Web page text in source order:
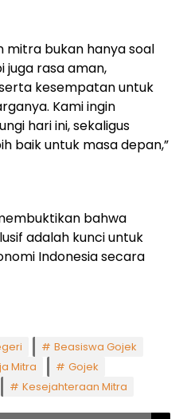
mitra bukan hanya soal
rasa aman,
kesempatan untuk
Kami ingin
hari ini, sekaligus
baik untuk masa depan,”
bahwa
adalah kunci untuk
Indonesia secara
Beasiswa Gojek
Mitra
Gojek
Kesejahteraan Mitra